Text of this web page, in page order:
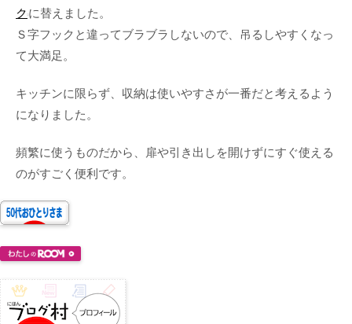
ク に替えました。
Ｓ字フックと違ってブラブラしないので、吊るしやすくなっ
て大満足。
キッチンに限らず、収納は使いやすさが一番だと考えるよう
になりました。
頻繁に使うものだから、扉や引き出しを開けずにすぐ使える
のがすごく便利です。